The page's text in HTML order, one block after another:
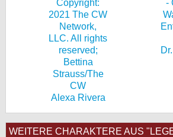
Alexa Rivera
WEITERE CHARAKTERE AUS